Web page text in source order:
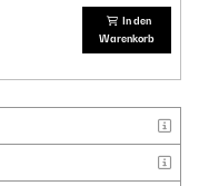
In den
Warenkorb